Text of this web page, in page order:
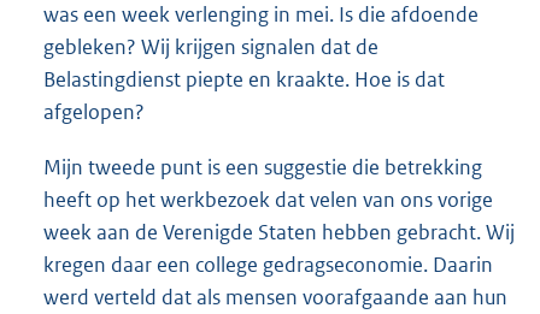
was een week verlenging in mei. Is die afdoende
gebleken? Wij krijgen signalen dat de
Belastingdienst piepte en kraakte. Hoe is dat
afgelopen?
Mijn tweede punt is een suggestie die betrekking
heeft op het werkbezoek dat velen van ons vorige
week aan de Verenigde Staten hebben gebracht. Wij
kregen daar een college gedragseconomie. Daarin
werd verteld dat als mensen voorafgaande aan hun